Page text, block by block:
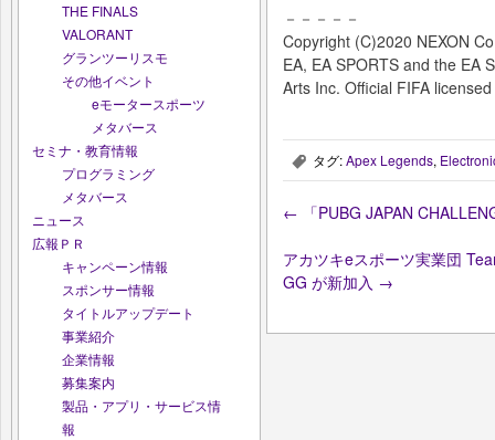
THE FINALS
VALORANT
グランツーリスモ
その他イベント
eモータースポーツ
メタバース
セミナ・教育情報
プログラミング
メタバース
ニュース
広報ＰＲ
キャンペーン情報
スポンサー情報
タイトルアップデート
事業紹介
企業情報
募集案内
製品・アプリ・サービス情
報
－－－－－
Copyright (C)2020 NEXON
EA, EA SPORTS and the EA
Arts Inc. Official FIFA
, タグ:Apex Legends,
← 「PUBG JAPAN
アカツキeスポーツ実業団
GG が新加入 →